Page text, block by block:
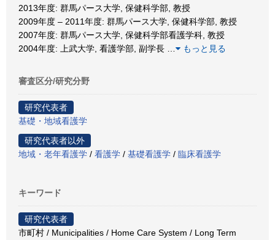
2013年度: 群馬パース大学, 保健科学部, 教授
2009年度 – 2011年度: 群馬パース大学, 保健科学部, 教授
2007年度: 群馬パース大学, 保健科学部看護学科, 教授
2004年度: 上武大学, 看護学部, 副学長
もっと見る
審査区分/研究分野
研究代表者
基礎・地域看護学
研究代表者以外
地域・老年看護学 / 看護学 / 基礎看護学 / 臨床看護学
キーワード
研究代表者
市町村 / Municipalities / Home Care System / Long Term